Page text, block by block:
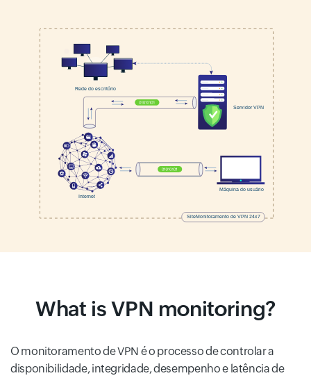
What is VPN monitoring?
O monitoramento de VPN é o processo de controlar a
disponibilidade, integridade, desempenho e latência de